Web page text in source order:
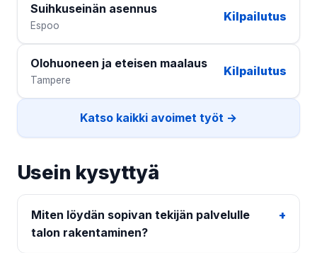
Suihkuseinän asennus
Espoo
Kilpailutus
Olohuoneen ja eteisen maalaus
Tampere
Kilpailutus
Katso kaikki avoimet työt →
Usein kysyttyä
Miten löydän sopivan tekijän palvelulle
talon rakentaminen?